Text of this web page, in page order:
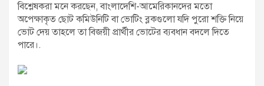
বিশ্লেষকরা মনে করছেন, বাংলাদেশি-আমেরিকানদের মতো
অপেক্ষাকৃত ছোট কমিউনিটি বা ভোটিং ব্লকগুলো যদি পুরো শক্তি নিয়ে
ভোট দেয় তাহলে তা বিজয়ী প্রার্থীর ভোটের ব্যবধান বদলে দিতে
পারে।.